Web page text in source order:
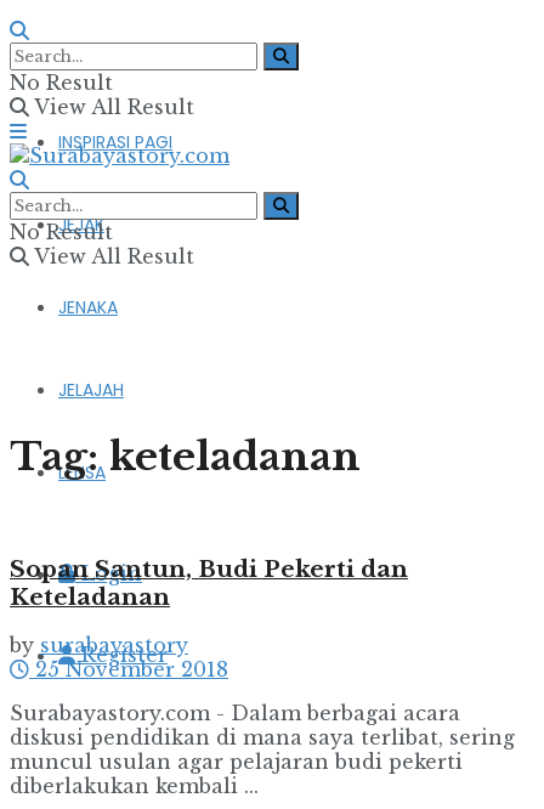
FIKSI & PUISI
INSPIRASI PAGI
JEJAK
JENAKA
JELAJAH
LENSA
Login
Register
No Result
View All Result
No Result
View All Result
Tag:keteladanan
Sopan Santun, Budi Pekerti dan
Keteladanan
by surabayastory
25 November 2018
Surabayastory.com - Dalam berbagai acara
diskusi pendidikan di mana saya terlibat, sering
muncul usulan agar pelajaran budi pekerti
diberlakukan kembali ...